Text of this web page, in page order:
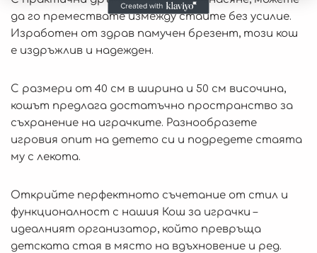
да го премествате измежду стаите без усилие.
Изработен от здрав памучен брезент, този кош
е издръжлив и надежден.
С размери от 40 см в ширина и 50 см височина,
кошът предлага достатъчно пространство за
съхранение на играчките. Разнообразете
игровия опит на детето си и подредете стаята
му с лекота.
Открийте перфектното съчетание от стил и
функционалност с нашия Кош за играчки –
идеалният организатор, който превръща
детската стая в място на вдъхновение и ред.